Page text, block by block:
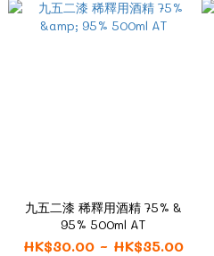
九五二漆 稀釋用酒精 75% &
95% 500ml AT
HK$30.00 ~ HK$35.00